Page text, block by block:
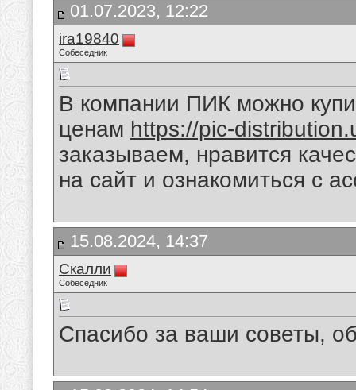
01.07.2023, 12:22
ira19840
Собеседник
В компании ПИК можно
ценам https://pic-
заказываем, нравится
на сайт и ознакомиться с
15.08.2024, 14:37
Скалли
Собеседник
Спасибо за ваши советы,